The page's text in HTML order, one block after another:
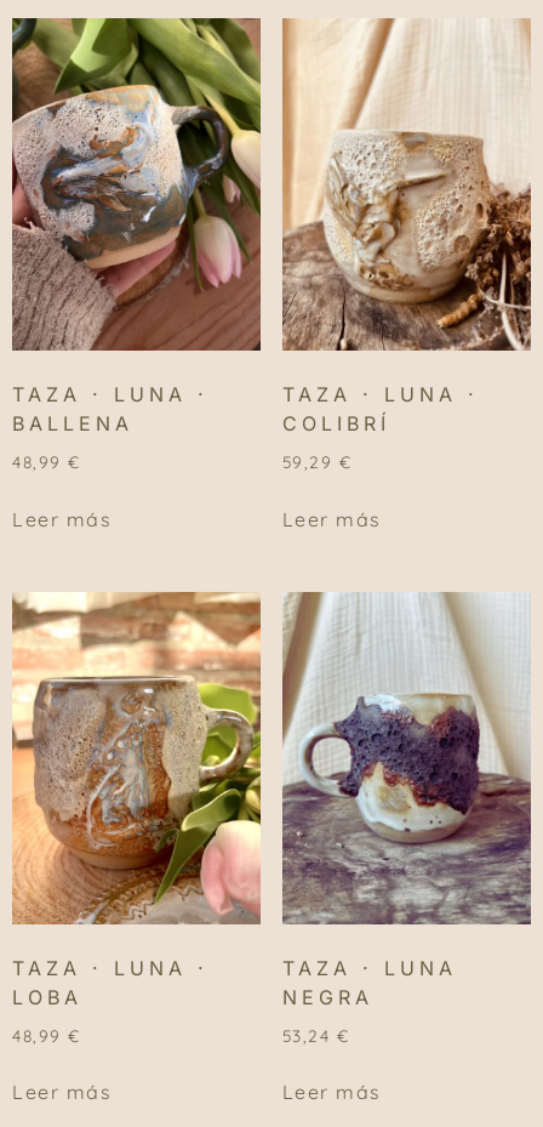
TAZA · LUNA ·
BALLENA
48,99 €
Leer más
TAZA · LUNA ·
COLIBRÍ
59,29 €
Leer más
TAZA · LUNA ·
LOBA
48,99 €
Leer más
TAZA · LUNA
NEGRA
53,24 €
Leer más